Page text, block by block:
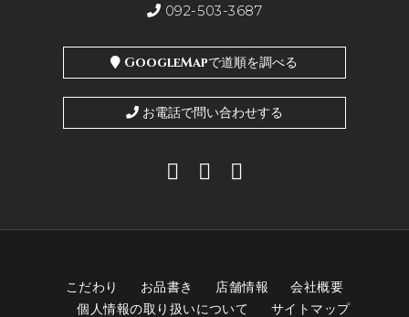
092-503-3687
GoogleMapで道順を調べる
お電話で問い合わせする
こだわり お品書き 店舗情報
会社概要
個人情報の取り扱いについて
サイトマップ